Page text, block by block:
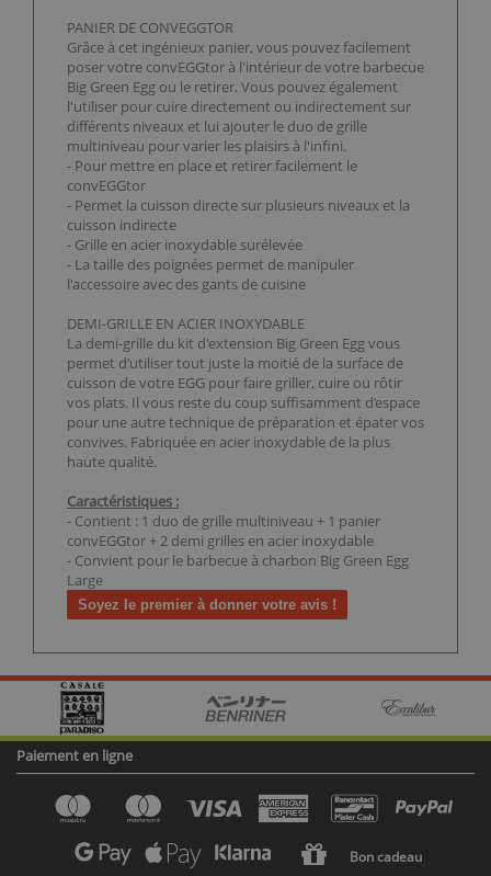
PANIER DE CONVEGGTOR
Grâce à cet ingénieux panier, vous pouvez facilement
poser votre convEGGtor à l'intérieur de votre barbecue
Big Green Egg ou le retirer. Vous pouvez également
l'utiliser pour cuire directement ou indirectement sur
différents niveaux et lui ajouter le duo de grille
multiniveau pour varier les plaisirs à l'infini.
- Pour mettre en place et retirer facilement le
convEGGtor
- Permet la cuisson directe sur plusieurs niveaux et la
cuisson indirecte
- Grille en acier inoxydable surélevée
- La taille des poignées permet de manipuler
l'accessoire avec des gants de cuisine
DEMI-GRILLE EN ACIER INOXYDABLE
La demi-grille du kit d'extension Big Green Egg vous
permet d’utiliser tout juste la moitié de la surface de
cuisson de votre EGG pour faire griller, cuire ou rôtir
vos plats. Il vous reste du coup suffisamment d’espace
pour une autre technique de préparation et épater vos
convives. Fabriquée en acier inoxydable de la plus
haute qualité.
Caractéristiques :
- Contient : 1 duo de grille multiniveau + 1 panier
convEGGtor + 2 demi grilles en acier inoxydable
- Convient pour le barbecue à charbon Big Green Egg
Large
Soyez le premier à donner votre avis !
Paiement en ligne
Bon cadeau